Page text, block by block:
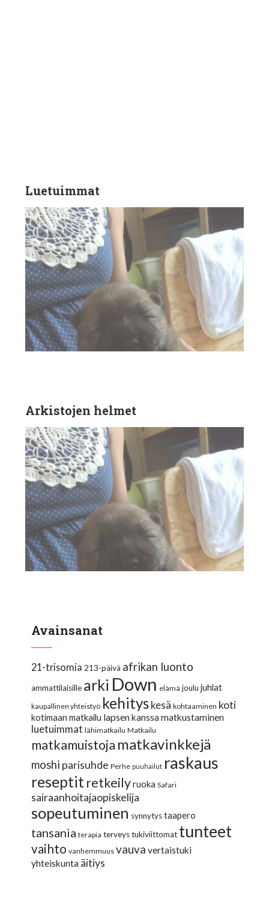
Luetuimmat
Arkistojen helmet
Avainsanat
21-trisomia 213-päivä afrikan luonto
ammattilaisille arki Down elämä joulu juhlat
kaupallinen yhteistyö kehityskesä kohtaaminen koti
kotimaan matkailu lapsen kanssa matkustaminen
luetuimmat lähimatkailu Matkailu
matkamuistoja matkavinkkejä
moshi parisuhde Perhe puuhailut raskaus
reseptitretkeily ruoka Safari
sairaanhoitajaopiskelija
sopeutuminen synnytys taapero
tansania terapia terveys tukiviittomat tunteet
vaihto vanhemmuus vauva vertaistuki
yhteiskunta äitiys